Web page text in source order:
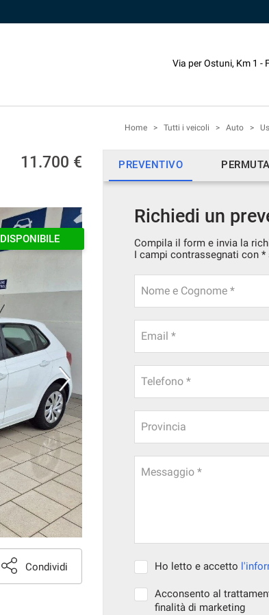
Via per Ostuni, Km 1 -
Home > Tutti i veicoli > Auto >
11.700 €
DISPONIBILE
Condividi
PREVENTIVO PERMUTA
Richiedi un
Compila il form e invia la
I campi contrassegnati con
Nome e Cognome *
Email *
Telefono *
Provincia
Messaggio *
Ho letto e accetto
Acconsento al
finalità di marketing